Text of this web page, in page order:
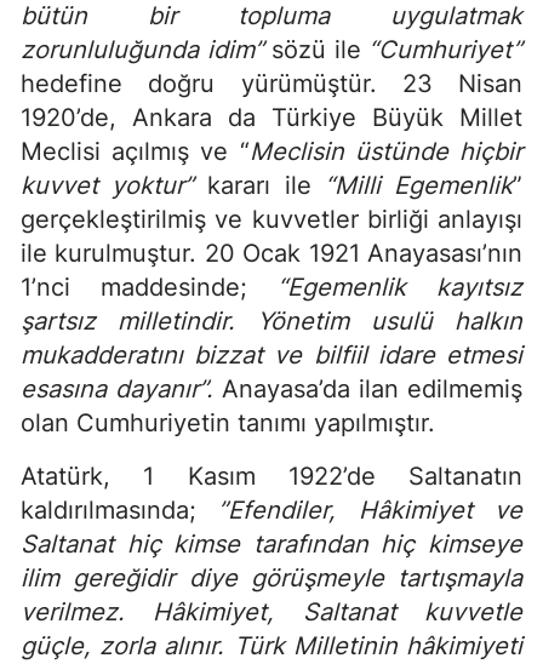
bütün bir topluma uygulatmak
zorunluluğunda idim”sözü ile “Cumhuriyet”
hedefine doğru yürümüştür. 23 Nisan
1920’de, Ankara da Türkiye Büyük Millet
Meclisi açılmış ve “Meclisin üstünde hiçbir
kuvvet yoktur”kararı ile “Milli Egemenlik”
gerçekleştirilmiş ve kuvvetler birliği anlayışı
ile kurulmuştur. 20 Ocak 1921 Anayasası’nın
1’nci maddesinde;
“Egemenlik kayıtsız
şartsız milletindir. Yönetim usulü halkın
mukadderatını bizzat ve bilfiil idare etmesi
esasına dayanır”. Anayasa’da ilan edilmemiş
olan Cumhuriyetin tanımı yapılmıştır.
Atatürk, 1 Kasım 1922’de Saltanatın
kaldırılmasında;
”Efendiler, Hâkimiyet ve
Saltanat hiç kimse tarafından hiç kimseye
ilim gereğidir diye görüşmeyle tartışmayla
verilmez. Hâkimiyet, Saltanat kuvvetle
güçle, zorla alınır. Türk Milletinin hâkimiyeti